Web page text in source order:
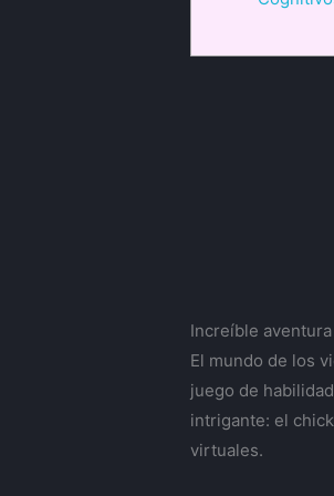
Increíble
El mundo de los
juego de
intrigante: el
virtuales.